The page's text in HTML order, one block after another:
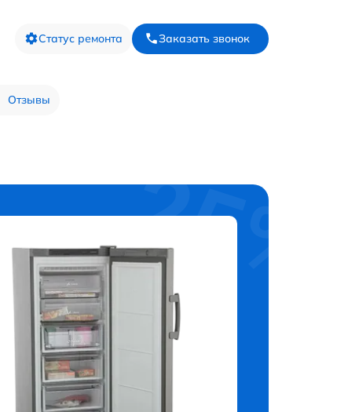
Статус ремонта Заказать звонок
Отзывы